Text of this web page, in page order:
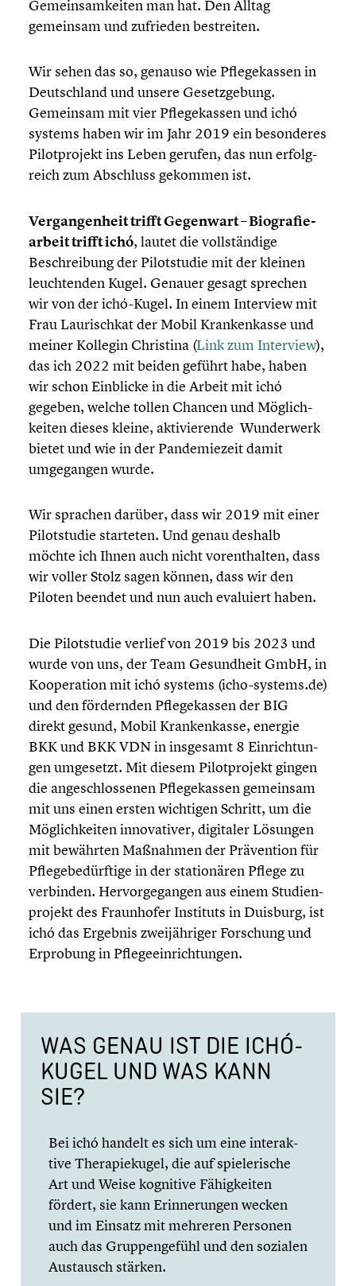
Gemein­sam­kei­ten man hat. Den Alltag
gemeinsam und zufrieden bestrei­ten.
Wir sehen das so, genauso wie Pflege­kas­sen in
Deutsch­land und unsere Gesetz­ge­bung.
Gemeinsam mit vier Pflege­kas­sen und ichó
systems haben wir im Jahr 2019 ein beson­de­res
Pilot­pro­jekt ins Leben gerufen, das nun erfolg­
reich zum Abschluss gekommen ist.
Vergan­gen­heit trifft Gegenwart – Biogra­fie­
ar­beit trifft ichó, lautet die vollstän­dige
Beschrei­bung der Pilot­stu­die mit der kleinen
leuch­ten­den Kugel. Genauer gesagt sprechen
wir von der ichó-Kugel. In einem Interview mit
Frau Laurisch­kat der Mobil Kranken­kasse und
meiner Kollegin Christina (Link zum Interview),
das ich 2022 mit beiden geführt habe, haben
wir schon Einblicke in die Arbeit mit ichó
gegeben, welche tollen Chancen und Möglich­
kei­ten dieses kleine, aktivie­rende Wunder­werk
bietet und wie in der Pande­mie­zeit damit
umgegan­gen wurde.
Wir sprachen darüber, dass wir 2019 mit einer
Pilot­stu­die starteten. Und genau deshalb
möchte ich Ihnen auch nicht vorent­hal­ten, dass
wir voller Stolz sagen können, dass wir den
Piloten beendet und nun auch evaluiert haben.
Die Pilot­stu­die verlief von 2019 bis 2023 und
wurde von uns, der Team Gesund­heit GmbH, in
Koope­ra­tion mit ichó systems (icho-systems.de)
und den fördern­den Pflege­kas­sen der BIG
direkt gesund, Mobil Kranken­kasse, energie
BKK und BKK VDN in insgesamt 8 Einrich­tun­
gen umgesetzt. Mit diesem Pilot­pro­jekt gingen
die angeschlos­se­nen Pflege­kas­sen gemeinsam
mit uns einen ersten wichtigen Schritt, um die
Möglich­kei­ten innova­ti­ver, digitaler Lösungen
mit bewährten Maßnahmen der Präven­tion für
Pflege­be­dürf­tige in der statio­nä­ren Pflege zu
verbinden. Hervor­ge­gan­gen aus einem Studi­en­
pro­jekt des Fraun­ho­fer Instituts in Duisburg, ist
ichó das Ergebnis zweijäh­ri­ger Forschung und
Erprobung in Pflege­ein­rich­tun­gen.
WAS GENAU IST DIE ICHÓ-
KUGEL UND WAS KANN
SIE?
Bei ichó handelt es sich um eine inter­ak­
tive Thera­pie­ku­gel, die auf spiele­ri­sche
Art und Weise kognitive Fähig­kei­ten
fördert, sie kann Erinne­run­gen wecken
und im Einsatz mit mehreren Personen
auch das Gruppen­ge­fühl und den sozialen
Austausch stärken.